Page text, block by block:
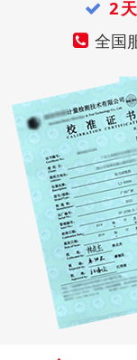
2
全国